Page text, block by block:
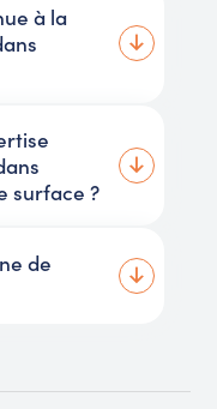
à la
surface ?
de